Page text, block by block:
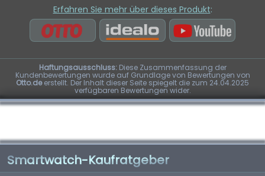
Erfahren Sie mehr über dieses Produkt:
Haftungsausschluss:Diese Zusammenfassung der
Kundenbewertungen wurde auf Grundlage von Bewertungen von
Otto.deerstellt. Der Inhalt dieser Seite spiegelt die zum 24.04.2025
verfügbaren Bewertungen wider.
Smartwatch-Kaufratgeber